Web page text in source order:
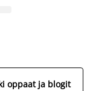
oppaat ja blogit